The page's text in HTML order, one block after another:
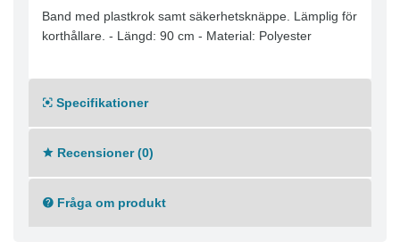
Band med plastkrok samt säkerhetsknäppe. Lämplig för
korthållare. - Längd: 90 cm - Material: Polyester
Specifikationer
Recensioner (0)
Fråga om produkt